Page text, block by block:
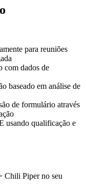
para reuniões
com dados de
baseado em análise de
de formulário através
usando qualificação e
Chili Piper no seu